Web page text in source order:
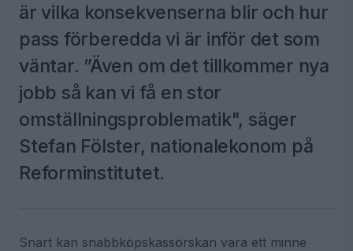
är vilka konsekvenserna blir och hur
pass förberedda vi är inför det som
väntar. ”Även om det tillkommer nya
jobb så kan vi få en stor
omställningsproblematik", säger
Stefan Fölster, nationalekonom på
Reforminstitutet.
Snart kan snabbköpskassörskan vara ett minne